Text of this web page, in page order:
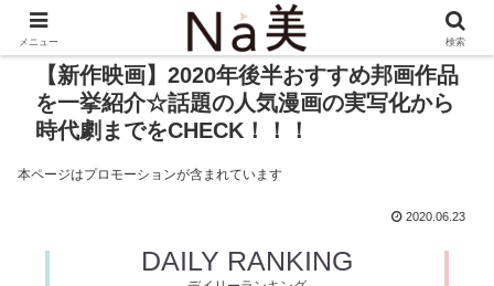
【新作映画】2020年後半おすすめ邦画作品
を一挙紹介☆話題の人気漫画の実写化から
時代劇までをCHECK！！！
本ページはプロモーションが含まれています
2020.06.23
DAILY RANKING
メニュー 検索